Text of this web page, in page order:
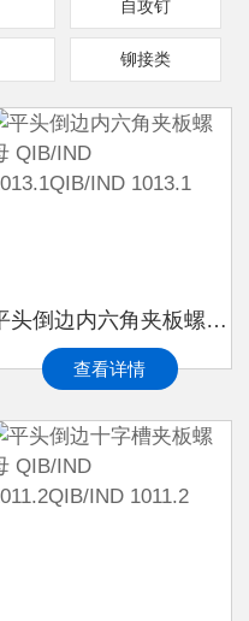
自攻钉
铆接类
平头倒边内六角夹板螺母 QIB/IND 1013.1QIB/IND 1013.1
查看详情